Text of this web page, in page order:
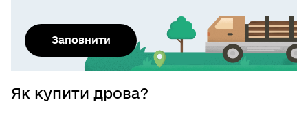
Заповнити
Як купити дрова?